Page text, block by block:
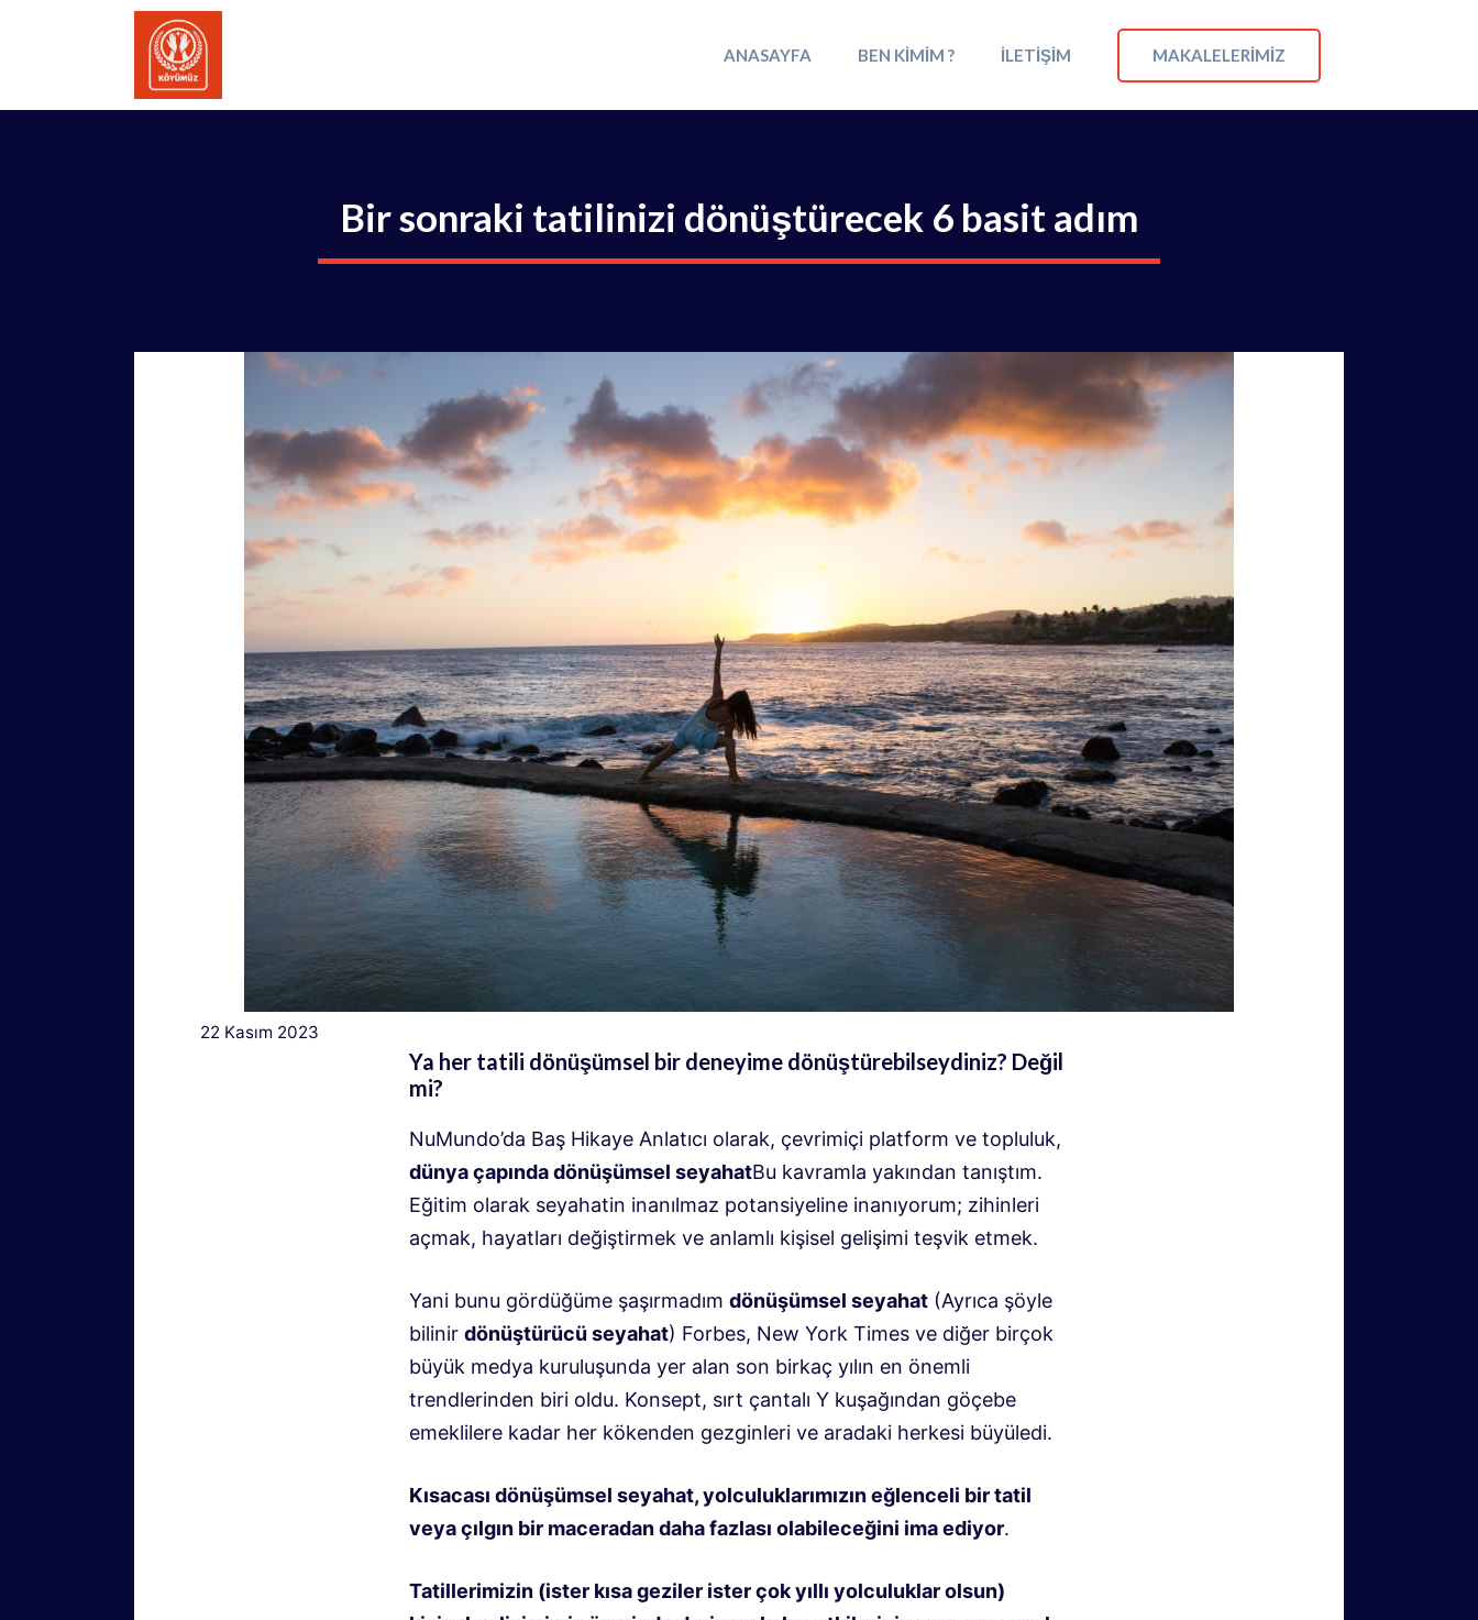
ANASAYFA BEN KIMIM ? İLETIŞIM MAKALELERIMIZ
Bir sonraki tatilinizi dönüştürecek 6 basit adım
22 Kasım 2023
Ya her tatili dönüşümsel bir deneyime dönüştürebilseydiniz? Değil
mi?
NuMundo’da Baş Hikaye Anlatıcı olarak, çevrimiçi platform ve topluluk,
dünya çapında dönüşümsel seyahatBu kavramla yakından tanıştım.
Eğitim olarak seyahatin inanılmaz potansiyeline inanıyorum; zihinleri
açmak, hayatları değiştirmek ve anlamlı kişisel gelişimi teşvik etmek.
Yani bunu gördüğüme şaşırmadım dönüşümsel seyahat (Ayrıca şöyle
bilinir dönüştürücü seyahat) Forbes, New York Times ve diğer birçok
büyük medya kuruluşunda yer alan son birkaç yılın en önemli
trendlerinden biri oldu. Konsept, sırt çantalı Y kuşağından göçebe
emeklilere kadar her kökenden gezginleri ve aradaki herkesi büyüledi.
Kısacası dönüşümsel seyahat, yolculuklarımızın eğlenceli bir tatil
veya çılgın bir maceradan daha fazlası olabileceğini ima ediyor.
Tatillerimizin (ister kısa geziler ister çok yıllı yolculuklar olsun)